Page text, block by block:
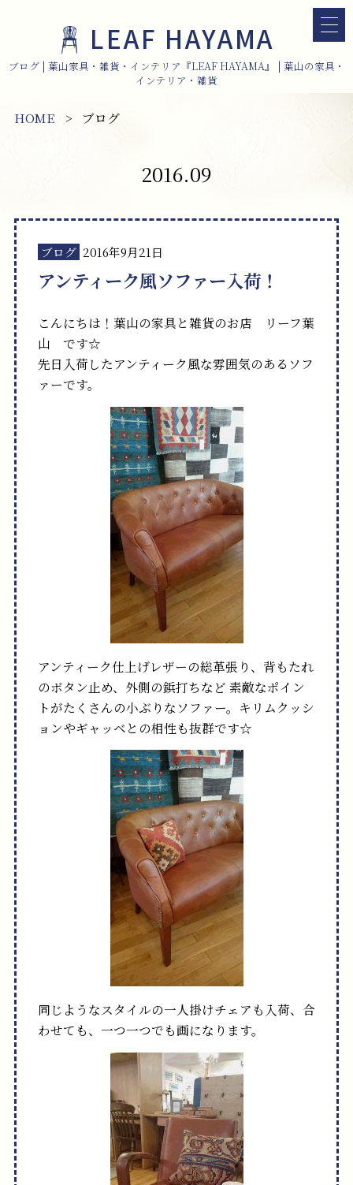
LEAF HAYAMA
ブログ | 葉山家具・雑貨・インテリア『LEAF HAYAMA』 | 葉山の家具・
インテリア・雑貨
HOME ブログ
2016.09
ブログ 2016年9月21日
アンティーク風ソファー入荷！
こんにちは！葉山の家具と雑貨のお店 リーフ葉
山 です☆
先日入荷したアンティーク風な雰囲気のあるソフ
ァーです。
アンティーク仕上げレザーの総革張り、背もたれ
のボタン止め、外側の鋲打ちなど 素敵なポイン
トがたくさんの小ぶりなソファー。キリムクッシ
ョンやギャッベとの相性も抜群です☆
同じようなスタイルの一人掛けチェアも入荷、合
わせても、一つ一つでも画になります。